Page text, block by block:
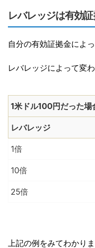
レバレッジは有効
自分の有効証拠金によ
レバレッジによって変
1米ドル100円だった場
レバレッジ
1倍
10倍
25倍
上記の例をみてわかり